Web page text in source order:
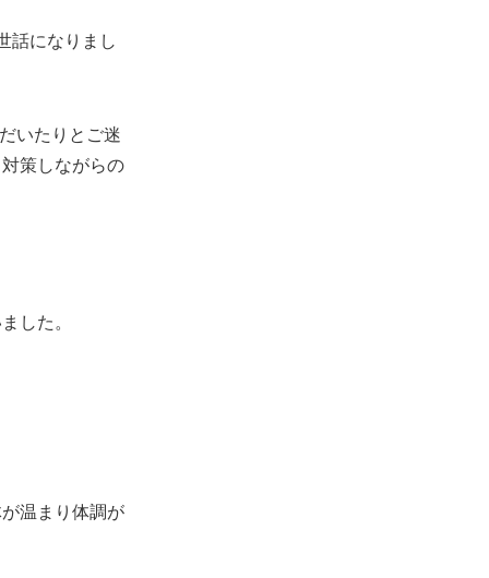
話になりまし
いたりとご迷
策しながらの
した。
温まり体調が